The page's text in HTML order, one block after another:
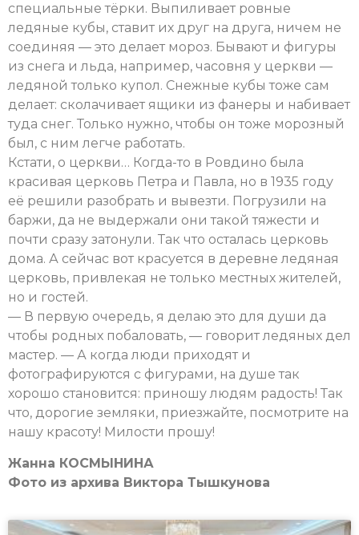
специальные тёрки. Выпиливает ровные
ледяные кубы, ставит их друг на друга, ничем не
соединяя — это делает мороз. Бывают и фигуры
из снега и льда, например, часовня у церкви —
ледяной только купол. Снежные кубы тоже сам
делает: сколачивает ящики из фанеры и набивает
туда снег. Только нужно, чтобы он тоже морозный
был, с ним легче работать.
Кстати, о церкви… Когда-то в Ровдино была
красивая церковь Петра и Павла, но в 1935 году
её решили разобрать и вывезти. Погрузили на
баржи, да не выдержали они такой тяжести и
почти сразу затонули. Так что осталась церковь
дома. А сейчас вот красуется в деревне ледяная
церковь, привлекая не только местных жителей,
но и гостей.
— В первую очередь, я делаю это для души да
чтобы родных побаловать, — говорит ледяных дел
мастер. — А когда люди приходят и
фотографируются с фигурами, на душе так
хорошо становится: приношу людям радость! Так
что, дорогие земляки, приезжайте, посмотрите на
нашу красоту! Милости прошу!
Жанна КОСМЫНИНА
Фото из архива Виктора Тышкунова